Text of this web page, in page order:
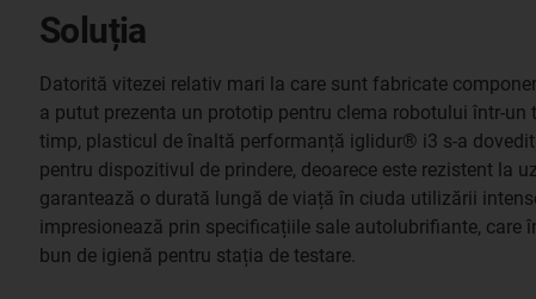
Soluția
Datorită vitezei relativ mari la care sunt fabricate
a putut prezenta un prototip pentru clema robotului într-un
timp, plasticul de înaltă performanță iglidur® i3 s-a
pentru dispozitivul de prindere, deoarece este rezistent la
garantează o durată lungă de viață în ciuda utilizării
impresionează prin specificațiile sale autolubrifiante, care
bun de igienă pentru stația de testare.